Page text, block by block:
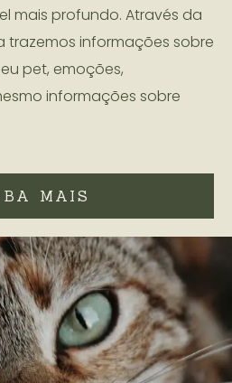
mais profundo. Através da
informações sobre
pet, emoções,
informações sobre
MAIS